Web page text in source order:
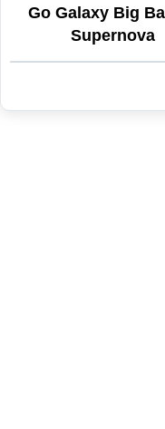
Go Galaxy Big
Supernova